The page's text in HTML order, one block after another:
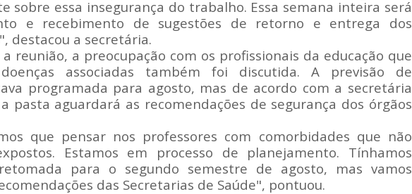
sobre essa insegurança do trabalho. Essa semana inteira será
e recebimento de sugestões de retorno e entrega dos
destacou a secretária.
reunião, a preocupação com os profissionais da educação que
associadas também foi discutida. A previsão de
programada para agosto, mas de acordo com a secretária
pasta aguardará as recomendações de segurança dos órgãos
que pensar nos professores com comorbidades que não
Estamos em processo de planejamento. Tínhamos
para o segundo semestre de agosto, mas vamos
das Secretarias de Saúde", pontuou.